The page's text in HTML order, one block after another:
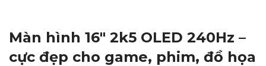
Màn hình 16″ 2k5 OLED 240Hz –
cực đẹp cho game, phim, đồ họa